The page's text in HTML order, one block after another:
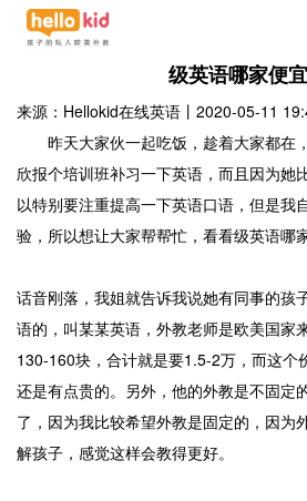
级英语哪家便
来源：Hellokid在线英语 丨 2020-05-11
昨天大家伙一起吃饭，趁着大家都在
欣报个培训班补习一下英语，而且因为她
以特别要注重提高一下英语口语，但是我
验，所以想让大家帮帮忙，看看级英语哪
话音刚落，我姐就告诉我说她有同事的孩
语的，叫某某英语，外教老师是欧美国家
130-160块，合计就是要1.5-2万，而这个
还是有点贵的。另外，他的外教是不固定
了，因为我比较希望外教是固定的，因为
解孩子，感觉这样会教得更好。